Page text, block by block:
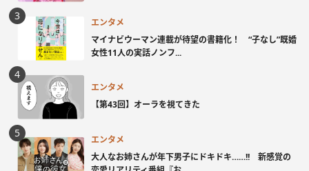
エンタメ
マイナビウーマン連載が待望の書籍化！ “子なし”既婚
女性11人の実話ノンフ...
エンタメ
【第43回】オーラを視てきた
エンタメ
大人なお姉さんが年下男子にドキドキ……!! 新感覚の